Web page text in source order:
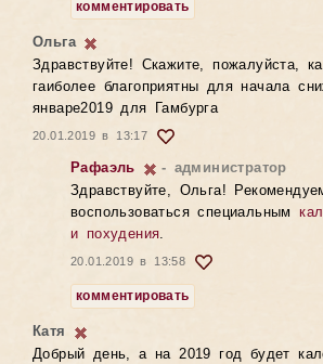
комментировать
Ольга
Здравствуйте! Скажите, пожалуйста,
гаиболее благоприятны для начала
январе2019 для Гамбурга
20.01.2019 в 13:17
Рафаэль
- администратор
Здравствуйте, Ольга!
воспользоваться специальным
и похудения.
20.01.2019 в 13:58
комментировать
Катя
Добрый день, а на 2019 год будет